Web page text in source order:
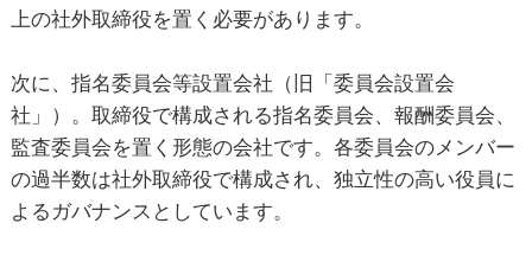
上の社外取締役を置く必要があります。
次に、指名委員会等設置会社（旧「委員会設置会
社」）。取締役で構成される指名委員会、報酬委員会、
監査委員会を置く形態の会社です。各委員会のメンバー
の過半数は社外取締役で構成され、独立性の高い役員に
よるガバナンスとしています。